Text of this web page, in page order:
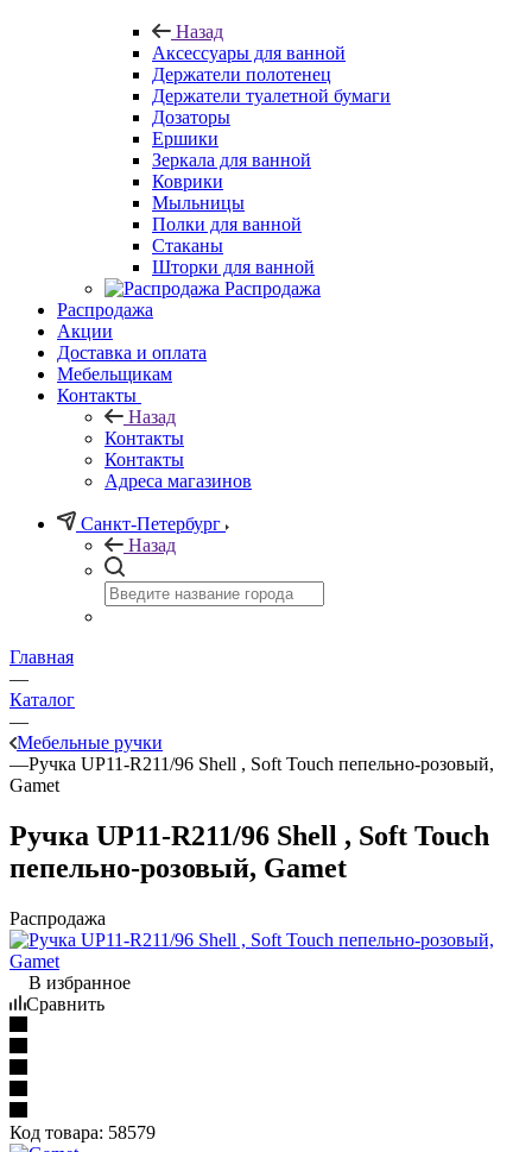
Назад
Аксессуары для ванной
Держатели полотенец
Держатели туалетной бумаги
Дозаторы
Ершики
Зеркала для ванной
Коврики
Мыльницы
Полки для ванной
Стаканы
Шторки для ванной
Распродажа
Распродажа
Акции
Доставка и оплата
Мебельщикам
Контакты
Назад
Контакты
Контакты
Адреса магазинов
Санкт-Петербург
Назад
Главная
—
Каталог
—
Мебельные ручки
—Ручка UР11-R211/96 Shell , Soft Touch пепельно-розовый,
Gamet
Ручка UР11-R211/96 Shell , Soft Touch
пепельно-розовый, Gamet
Распродажа
В избранное
Сравнить
Код товара: 58579